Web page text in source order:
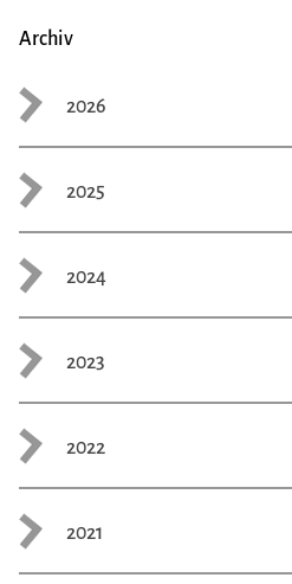
Archiv
2026
2025
2024
2023
2022
2021